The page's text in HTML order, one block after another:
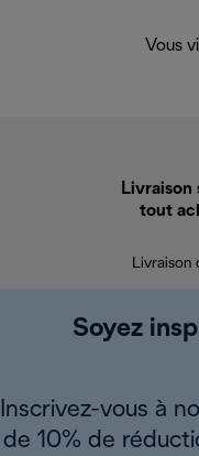
Vous
Livraison
tout
Livraison
Soyez
Inscrivez-vous à
de 10% de